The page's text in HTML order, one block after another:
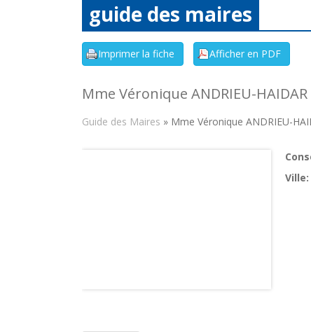
guide des maires
Mme Véronique ANDRIEU-
Guide des Maires » Mme Véronique ANDRIEU-
Ville: